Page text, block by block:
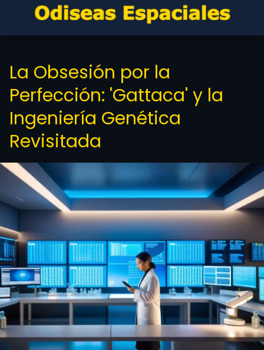
La Obsesión por la
Perfección: 'Gattaca' y la
Ingeniería Genética
Revisitada